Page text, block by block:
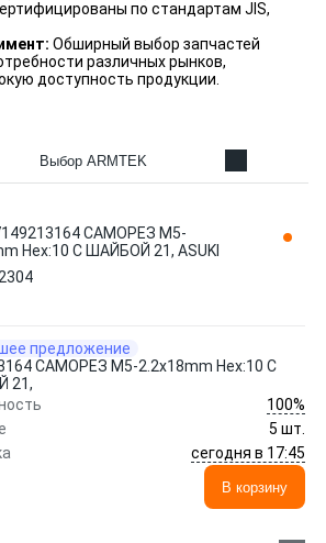
по стандартам JIS,
Обширный выбор запчастей
различных рынков,
доступность продукции.
Выбор ARMTEK
САМОРЕЗ M5-
Hex:10 С ШАЙБОЙ 21, ASUKI
предложение
САМОРЕЗ M5-2.2x18mm Hex:10 С
21,
100%
5 шт.
сегодня в 17:45
В корзину